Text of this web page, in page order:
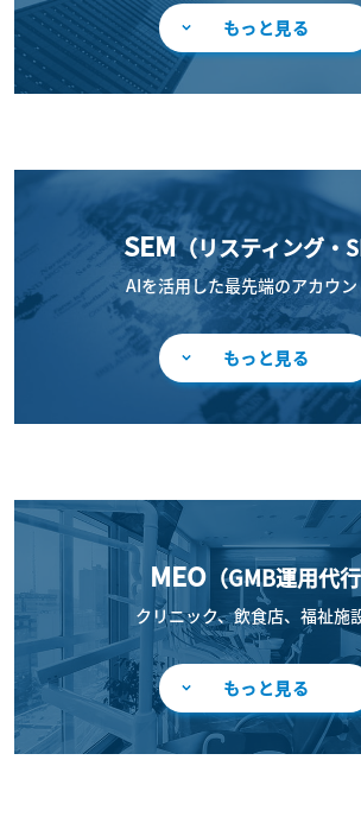
もっと見る
SEM（リスティング・
AIを活用した最先端のアカウ
もっと見る
MEO （GMB運用代
クリニック、飲食店、福祉施
もっと見る